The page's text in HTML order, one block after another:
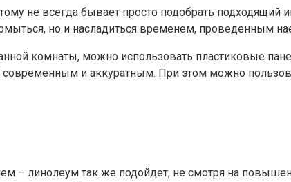
не всегда бывает просто подобрать подходящий
но и насладиться временем, проведенным
комнаты, можно использовать пластиковые
современным и аккуратным. При этом можно
– линолеум так же подойдет, не смотря на